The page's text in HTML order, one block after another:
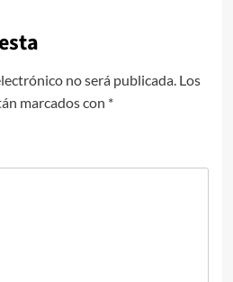
no será publicada. Los
marcados con *